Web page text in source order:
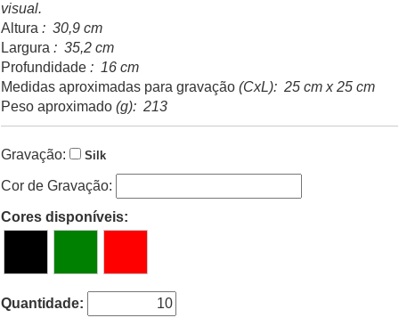
visual.
Altura : 30,9 cm
Largura : 35,2 cm
Profundidade : 16 cm
Medidas aproximadas para gravação (CxL): 25 cm x 25 cm
Peso aproximado (g): 213
Gravação: Silk
Cor de Gravação:
Cores disponíveis:
Quantidade: